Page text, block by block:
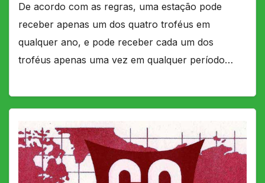
De acordo com as regras, uma estação pode
receber apenas um dos quatro troféus em
qualquer ano, e pode receber cada um dos
troféus apenas uma vez em qualquer período…